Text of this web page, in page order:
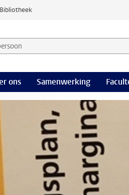
Bibliotheek
persoon en selecteer
ons Samenwerking